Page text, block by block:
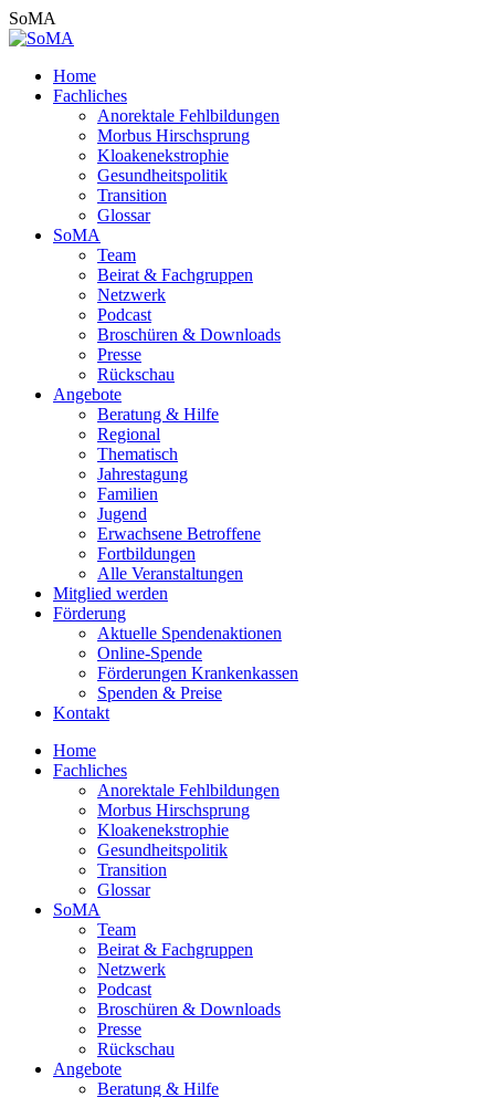
Zum
Inhalt
SoMA
Home
Fachliches
Anorektale Fehlbildungen
Morbus Hirschsprung
Kloakenekstrophie
Gesundheitspolitik
Transition
Glossar
SoMA
Team
Beirat & Fachgruppen
Netzwerk
Podcast
Broschüren & Downloads
Presse
Rückschau
Angebote
Beratung & Hilfe
Regional
Thematisch
Jahrestagung
Familien
Jugend
Erwachsene Betroffene
Fortbildungen
Alle Veranstaltungen
Mitglied werden
Förderung
Aktuelle Spendenaktionen
Online-Spende
Förderungen Krankenkassen
Spenden & Preise
Kontakt
Home
Fachliches
Anorektale Fehlbildungen
Morbus Hirschsprung
Kloakenekstrophie
Gesundheitspolitik
Transition
Glossar
SoMA
Team
Beirat & Fachgruppen
Netzwerk
Podcast
Broschüren & Downloads
Presse
Rückschau
Angebote
Beratung & Hilfe